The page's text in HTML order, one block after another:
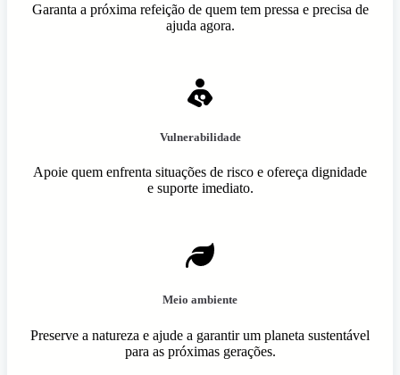
Garanta a próxima refeição de quem tem pressa e precisa de
ajuda agora.
Vulnerabilidade
Apoie quem enfrenta situações de risco e ofereça dignidade
e suporte imediato.
Meio ambiente
Preserve a natureza e ajude a garantir um planeta sustentável
para as próximas gerações.